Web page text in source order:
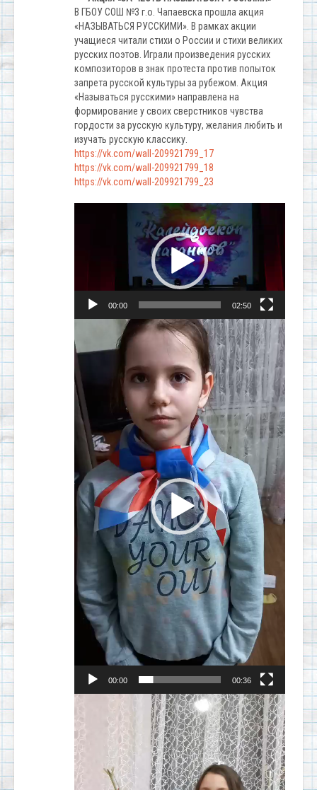
В ГБОУ СОШ №3 г.о. Чапаевска прошла акция
«НАЗЫВАТЬСЯ РУССКИМИ». В рамках акции
учащиеся читали стихи о России и стихи великих
русских поэтов. Играли произведения русских
композиторов в знак протеста против попыток
запрета русской культуры за рубежом. Акция
«Называться русскими» направлена на
формирование у своих сверстников чувства
гордости за русскую культуру, желания любить и
изучать русскую классику.
https://vk.com/wall-209921799_17
https://vk.com/wall-209921799_18
https://vk.com/wall-209921799_23
00:00 02:50
00:00 00:36
Видеоплеер